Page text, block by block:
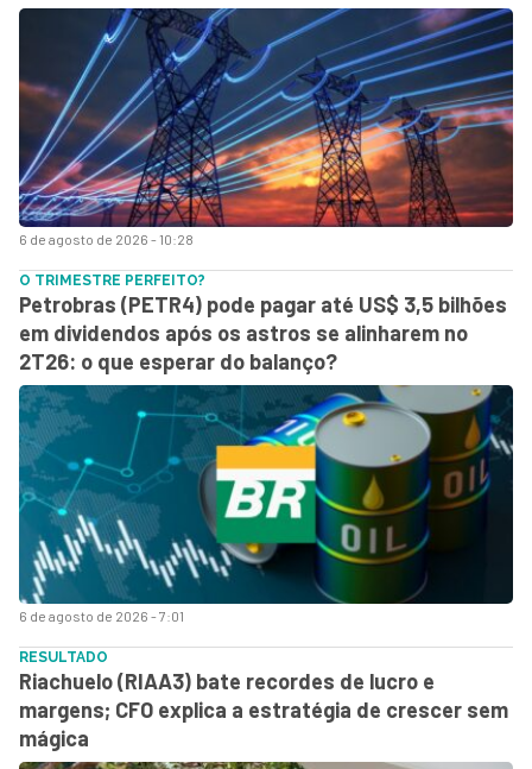
6 de agosto de 2026 - 10:28
6 de agosto de 2026 - 7:01
O TRIMESTRE PERFEITO?
Petrobras (PETR4) pode pagar até US$ 3,5 bilhões
em dividendos após os astros se alinharem no
2T26: o que esperar do balanço?
RESULTADO
Riachuelo (RIAA3) bate recordes de lucro e
margens; CFO explica a estratégia de crescer sem
mágica